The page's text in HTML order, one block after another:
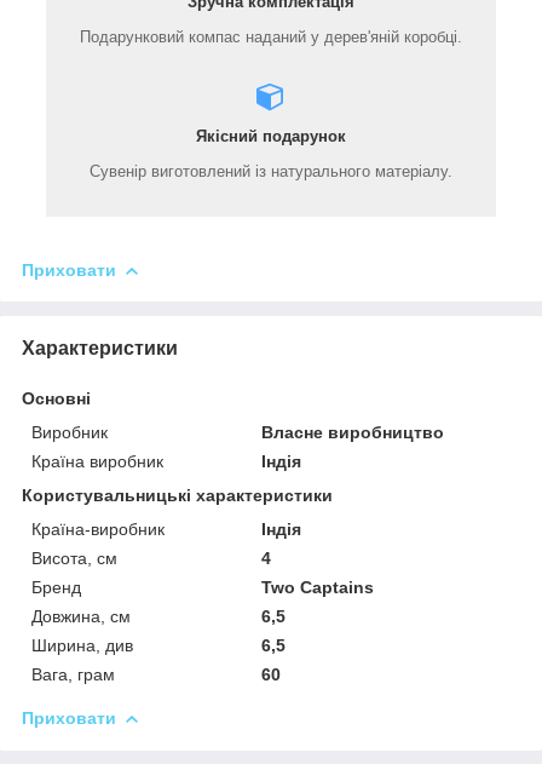
Подарунковий компас наданий у дерев'яній коробці.
Якісний подарунок
Сувенір виготовлений із натурального матеріалу.
Приховати
Характеристики
Основні
Виробник
Власне виробництво
Країна виробник
Індія
Користувальницькі характеристики
Країна-виробник
Індія
Висота, см
4
Бренд
Two Captains
Довжина, см
6,5
Ширина, див
6,5
Вага, грам
60
Приховати